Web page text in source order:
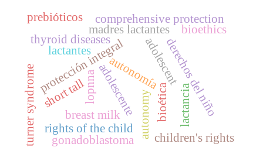
bioética
autonomíaderechos del niño
protección integral
adolescente
bioethics
autonomy
rights of the child
comprehensive protection
adolescent
lopnna
children's rights
lactancia
madres lactantes
breast milk
thyroid diseases
gonadoblastoma
turner syndromeshort tall
lactantes
prebióticos